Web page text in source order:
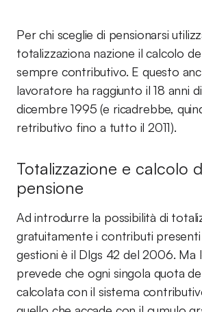
Per chi sceglie di pensionarsi
totalizzaziona nazione il calcolo
sempre contributivo. E questo
lavoratore ha raggiunto il 18 anni
dicembre 1995 (e ricadrebbe,
retributivo fino a tutto il 2011).
Totalizzazione e calcolo
pensione
Ad introdurre la possibilità di
gratuitamente i contributi presenti
gestioni è il Dlgs 42 del 2006. Ma
prevede che ogni singola quota
calcolata con il sistema